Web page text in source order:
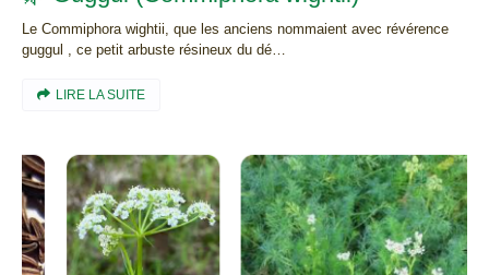
Le Commiphora wightii, que les anciens nommaient avec révérence
guggul , ce petit arbuste résineux du dé…
LIRE LA SUITE